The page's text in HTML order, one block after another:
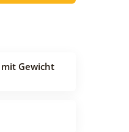
Gewicht